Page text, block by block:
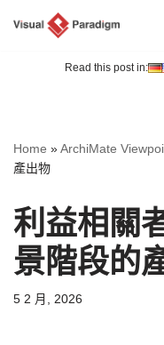
Read this post in:
Home »ArchiMate
產出物
利益相關
景階段的
5 2 月, 2026